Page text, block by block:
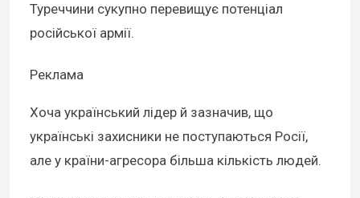
Туреччини сукупно перевищує потенціал
російської армії.
Реклама
Хоча український лідер й зазначив, що
українські захисники не поступаються Росії,
але у країни-агресора більша кількість людей.